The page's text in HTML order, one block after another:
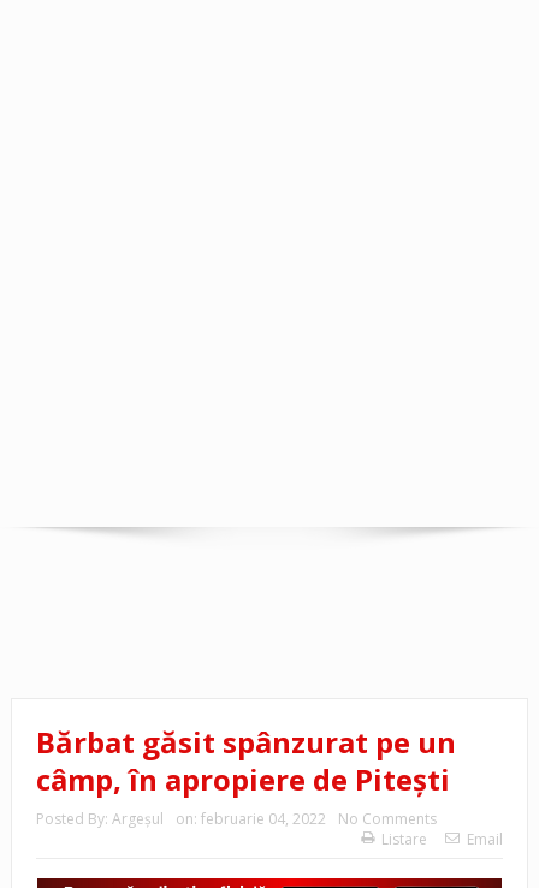
Bărbat găsit spânzurat pe un
câmp, în apropiere de Pitești
Posted By: Argeşul on: februarie 04, 2022
No Comments
Listare
Email